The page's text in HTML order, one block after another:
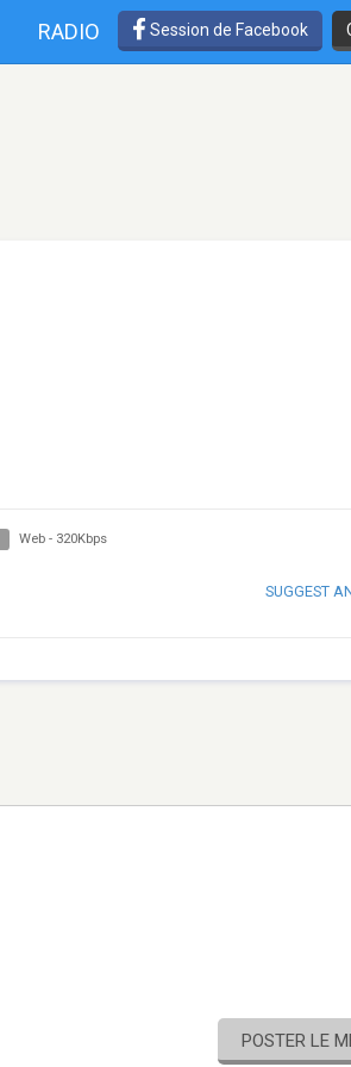
RADIO Session de Facebook
Web - 320Kbps
SUGGEST
POSTER LE